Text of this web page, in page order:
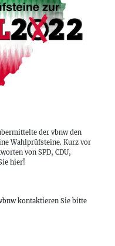
der vbnw den
Wahlprüfsteine. Kurz vor
von SPD, CDU,
hier!
kontaktieren Sie bitte